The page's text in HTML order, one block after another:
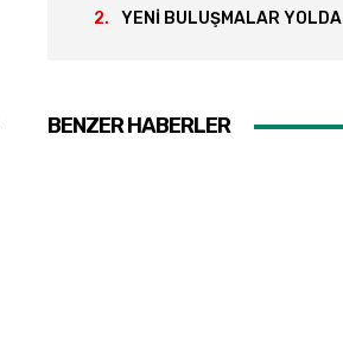
YENİ BULUŞMALAR YOLDA
BENZER HABERLER